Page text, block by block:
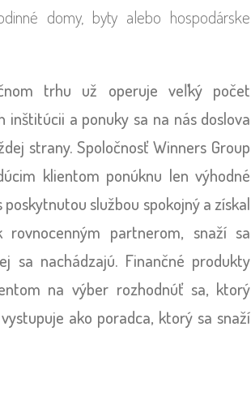
domy, byty alebo hospodárske
trhu už operuje veľký počet
inštitúcii a ponuky sa na nás doslova
strany. Spoločnosť Winners Group
klientom ponúknu len výhodné
službou spokojný a získal
partnerom, snaží sa
sa nachádzajú. Finančné produkty
na výber rozhodnúť sa, ktorý
ako poradca, ktorý sa snaží